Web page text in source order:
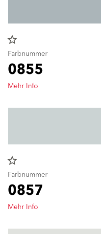
star_border
Farbnummer
0855
Mehr Info
star_border
Farbnummer
0857
Mehr Info